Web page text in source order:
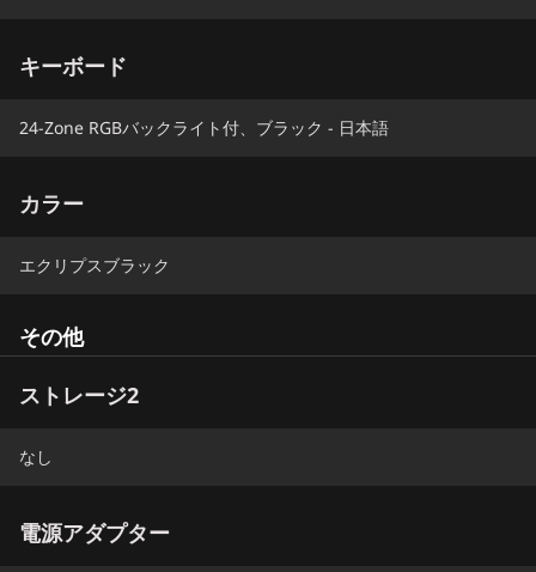
キーボード
24-Zone RGBバックライト付、ブラック - 日本語
カラー
エクリプスブラック
その他
ストレージ2
なし
電源アダプター